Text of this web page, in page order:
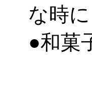
な時
●和菓
有